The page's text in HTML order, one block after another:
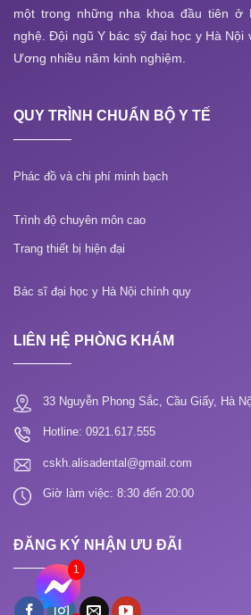
một trong những nha khoa đầu tiên ở
nghệ. Đội ngũ Y bác sỹ đại học y Hà Nội
Ương nhiều năm kinh nghiệm.
QUY TRÌNH CHUẨN BỘ Y TẾ
Phác đồ và chi phí minh bạch
Trình độ chuyên môn cao
Trang thiết bị hiện đại
Bác sĩ đại học y Hà Nội chính quy
LIÊN HỆ PHÒNG KHÁM
33 Nguyễn Phong Sắc, Cầu Giấy, Hà
Hotline: 0921.617.555
cskh.alisadental@gmail.com
Giờ làm việc: 8:30 đến 20:00
ĐĂNG KÝ NHẬN ƯU ĐÃI
1